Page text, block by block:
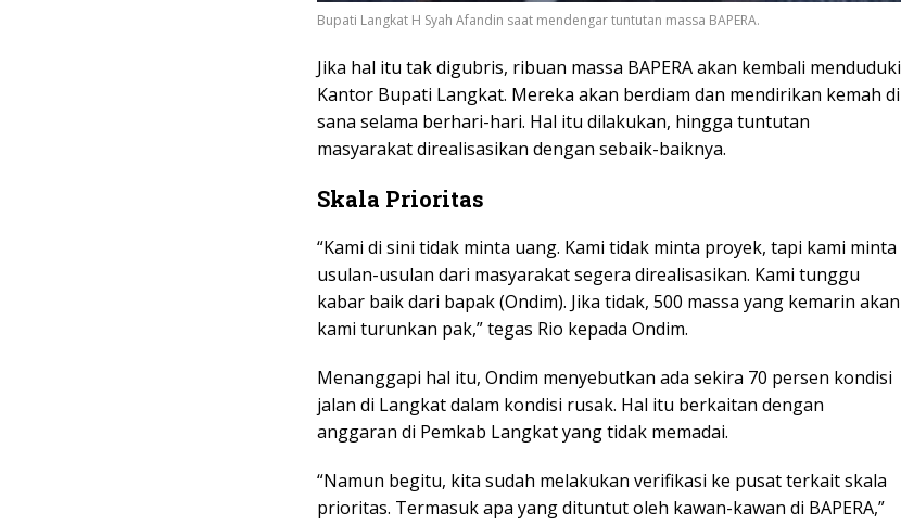
Bupati Langkat H Syah Afandin saat mendengar tuntutan massa BAPERA.
Jika hal itu tak digubris, ribuan massa BAPERA akan kembali menduduki
Kantor Bupati Langkat. Mereka akan berdiam dan mendirikan kemah di
sana selama berhari-hari. Hal itu dilakukan, hingga tuntutan
masyarakat direalisasikan dengan sebaik-baiknya.
Skala Prioritas
“Kami di sini tidak minta uang. Kami tidak minta proyek, tapi kami minta
usulan-usulan dari masyarakat segera direalisasikan. Kami tunggu
kabar baik dari bapak (Ondim). Jika tidak, 500 massa yang kemarin akan
kami turunkan pak,” tegas Rio kepada Ondim.
Menanggapi hal itu, Ondim menyebutkan ada sekira 70 persen kondisi
jalan di Langkat dalam kondisi rusak. Hal itu berkaitan dengan
anggaran di Pemkab Langkat yang tidak memadai.
“Namun begitu, kita sudah melakukan verifikasi ke pusat terkait skala
prioritas. Termasuk apa yang dituntut oleh kawan-kawan di BAPERA,”